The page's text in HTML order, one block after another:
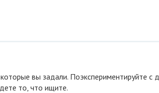
вы задали. Поэкспериментируйте с
то, что ищите.